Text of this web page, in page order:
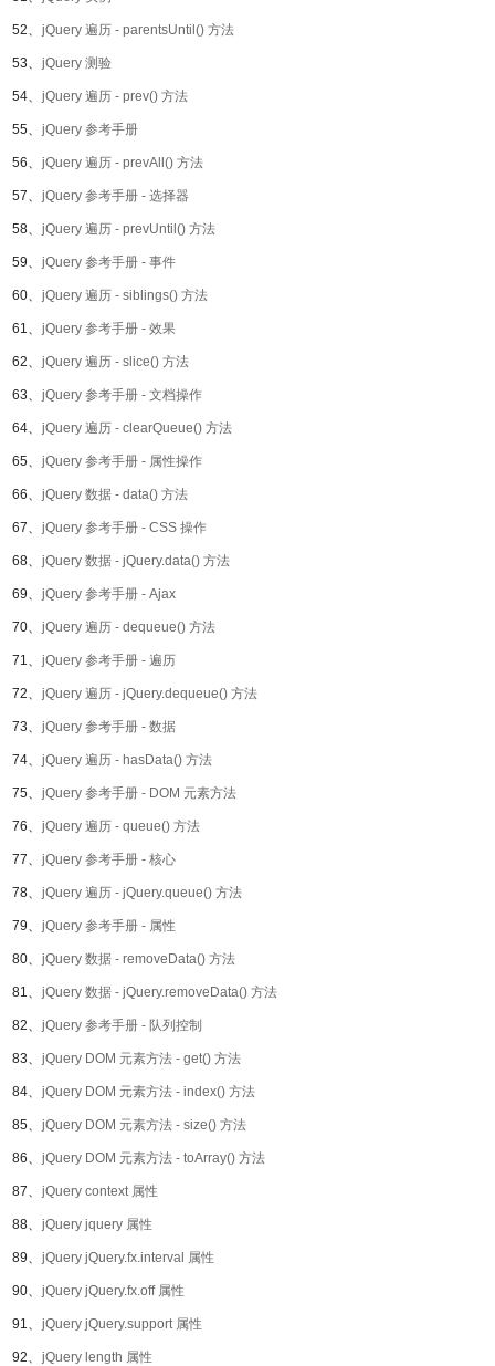
52、 jQuery 遍历 - parentsUntil() 方法
53、 jQuery 测验
54、 jQuery 遍历 - prev() 方法
55、 jQuery 参考手册
56、 jQuery 遍历 - prevAll() 方法
57、 jQuery 参考手册 - 选择器
58、 jQuery 遍历 - prevUntil() 方法
59、 jQuery 参考手册 - 事件
60、 jQuery 遍历 - siblings() 方法
61、 jQuery 参考手册 - 效果
62、 jQuery 遍历 - slice() 方法
63、 jQuery 参考手册 - 文档操作
64、 jQuery 遍历 - clearQueue() 方法
65、 jQuery 参考手册 - 属性操作
66、 jQuery 数据 - data() 方法
67、 jQuery 参考手册 - CSS 操作
68、 jQuery 数据 - jQuery.data() 方法
69、 jQuery 参考手册 - Ajax
70、 jQuery 遍历 - dequeue() 方法
71、 jQuery 参考手册 - 遍历
72、 jQuery 遍历 - jQuery.dequeue() 方法
73、 jQuery 参考手册 - 数据
74、 jQuery 遍历 - hasData() 方法
75、 jQuery 参考手册 - DOM 元素方法
76、 jQuery 遍历 - queue() 方法
77、 jQuery 参考手册 - 核心
78、 jQuery 遍历 - jQuery.queue() 方法
79、 jQuery 参考手册 - 属性
80、 jQuery 数据 - removeData() 方法
81、 jQuery 数据 - jQuery.removeData() 方法
82、 jQuery 参考手册 - 队列控制
83、 jQuery DOM 元素方法 - get() 方法
84、 jQuery DOM 元素方法 - index() 方法
85、 jQuery DOM 元素方法 - size() 方法
86、 jQuery DOM 元素方法 - toArray() 方法
87、 jQuery context 属性
88、 jQuery jquery 属性
89、 jQuery jQuery.fx.interval 属性
90、 jQuery jQuery.fx.off 属性
91、 jQuery jQuery.support 属性
92、 jQuery length 属性